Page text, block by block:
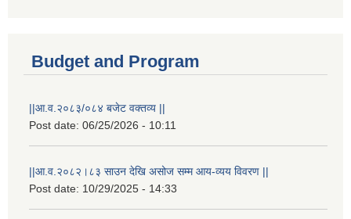
Budget and Program
||आ.व.२०८३/०८४ बजेट वक्तव्य ||
Post date: 06/25/2026 - 10:11
||आ.व.२०८२।८३ साउन देखि असोज सम्म आय-व्यय विवरण ||
Post date: 10/29/2025 - 14:33